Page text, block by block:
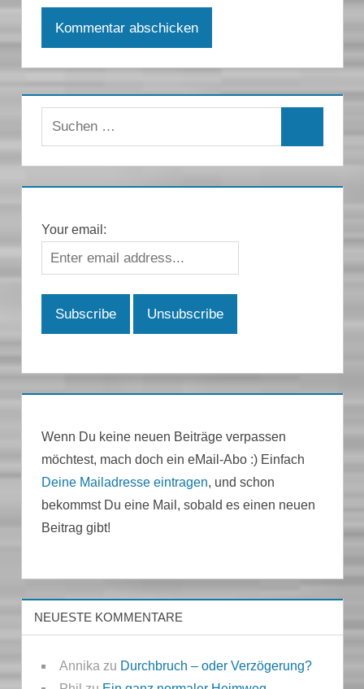
Your email:
Wenn Du keine neuen Beiträge verpassen
möchtest, mach doch ein eMail-Abo :) Einfach
Deine Mailadresse eintragen, und schon
bekommst Du eine Mail, sobald es einen neuen
Beitrag gibt!
NEUESTE KOMMENTARE
Annika zu Durchbruch – oder Verzögerung?